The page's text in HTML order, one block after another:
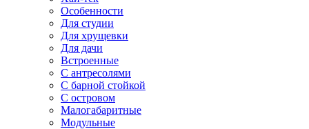
Особенности
Для студии
Для хрущевки
Для дачи
Встроенные
С антресолями
С барной стойкой
С островом
Малогабаритные
Модульные